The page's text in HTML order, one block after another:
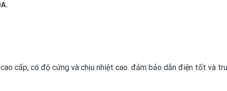
cấp, có độ cứng và chịu nhiệt cao. đảm bảo dẫn điện tốt và